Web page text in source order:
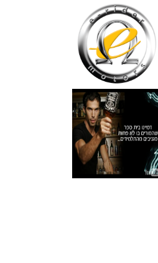
מידע נוסף
פינצטה לד מאירה
30
₪
מידע נוסף
Pour Homme125ML by I
285
₪
מידע נוסף